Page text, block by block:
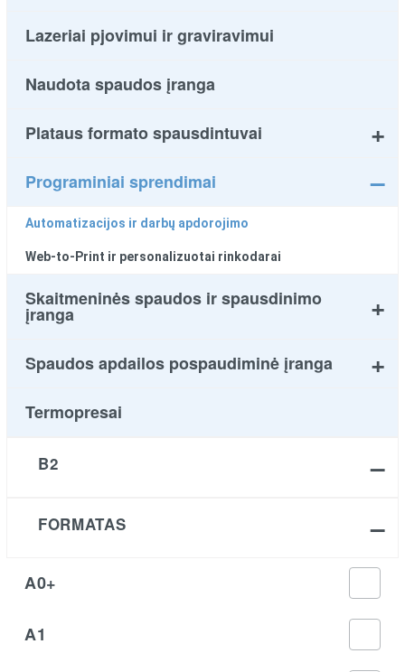
Lazeriai pjovimui ir graviravimui
Naudota spaudos įranga
Plataus formato spausdintuvai
Programiniai sprendimai
Automatizacijos ir darbų apdorojimo
Web-to-Print ir personalizuotai rinkodarai
Skaitmeninės spaudos ir spausdinimo
įranga
Spaudos apdailos pospaudiminė įranga
Termopresai
B2
FORMATAS
A0+
A1